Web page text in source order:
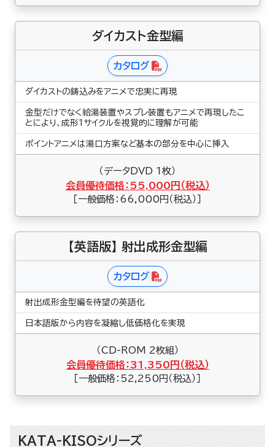
ダイカスト金型編
カタログ
ダイカストの鋳込みをアニメで忠実に再現
金型だけでなく給湯装置やスプレ装置もアニメで再現したこ
とにより、成形1サイクルを視覚的に理解が可能
ポイントアニメは湯口方案など基本の部分を中心に挿入
（データDVD 1枚）
会員優待価格：55,000円（税込）
［一般価格：66,000円（税込）］
【英語版】 射出成形金型編
カタログ
射出成形金型編を待望の英語化
日本語版から内容を凝縮し低価格化を実現
（CD-ROM 2枚組）
会員優待価格：31,350円（税込）
［一般価格：52,250円（税込）］
KATA-KISOシリーズ